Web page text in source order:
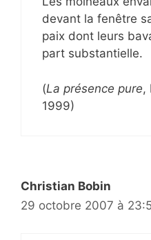
devant la fenêtre
paix dont leurs
part substantielle.
(La présence pure,
1999)
Christian Bobin
29 octobre 2007 à